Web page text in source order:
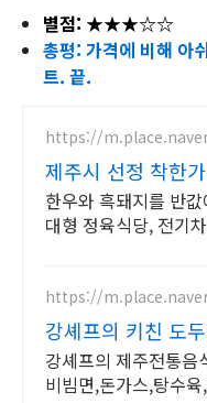
별점: ★★★☆☆
총평: 가격에 비해 아
트. 끝.
https://
제주시 선정 착한
축산정육식당 한림
한우와 흑돼지를 반
대형 정육식당, 전기
료!
https://
강셰프의 키친 도
강셰프의 제주전통음
비빔면,돈가스,탕수